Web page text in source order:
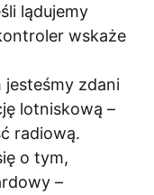
lądujemy
wskaże
zdani
lotniskową –
radiową.
o tym,
–